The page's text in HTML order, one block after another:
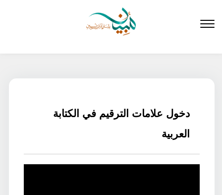
المحتوى
دخول علامات الترقيم في الكتابة
العربية